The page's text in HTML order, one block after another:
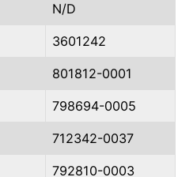
N/D
3601242
801812-0001
798694-0005
712342-0037
792810-0003